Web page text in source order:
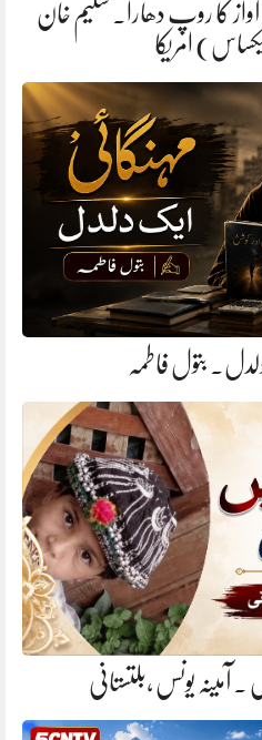
کا روپ دھارا. سلیم خان
امریکا
بتول فاطمہ
. آمینہ یونس ،بلتستانی